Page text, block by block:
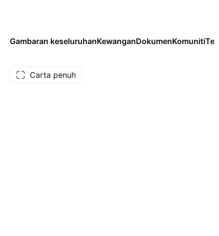
Gambaran keseluruhanKewanganDokumenKomuniti
Carta penuh